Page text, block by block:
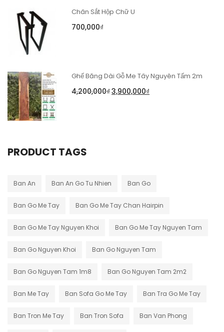
Chân Sắt Hộp Chữ U
700,000₫
Ghế Băng Dài Gỗ Me Tây Nguyên Tấm 2m
4,200,000₫3,900,000₫
PRODUCT TAGS
Ban An Ban An Go Tu Nhien Ban Go
Ban Go Me Tay Ban Go Me Tay Chan Hairpin
Ban Go Me Tay Nguyen Khoi Ban Go Me Tay Nguyen Tam
Ban Go Nguyen Khoi Ban Go Nguyen Tam
Ban Go Nguyen Tam 1m8 Ban Go Nguyen Tam 2m2
Ban Me Tay Ban Sofa Go Me Tay Ban Tra Go Me Tay
Ban Tron Me Tay Ban Tron Sofa Ban Van Phong